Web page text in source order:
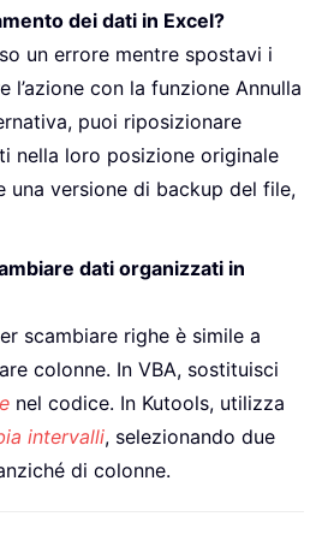
dei dati in Excel?
un errore mentre spostavi i
l’azione con la funzione Annulla
puoi riposizionare
nella loro posizione originale
una versione di backup del file,
dati organizzati in
scambiare righe è simile a
colonne. In VBA, sostituisci
nel codice. In Kutools, utilizza
intervalli, selezionando due
di colonne.